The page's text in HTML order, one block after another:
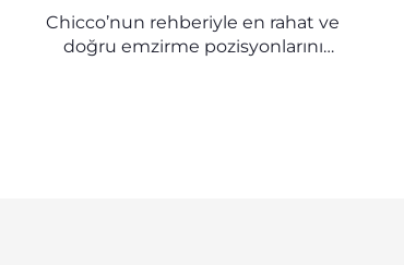
EMZIRME POZISYONLARI |
CHICCO
Chicco’nun rehberiyle en rahat ve
doğru emzirme pozisyonlarını